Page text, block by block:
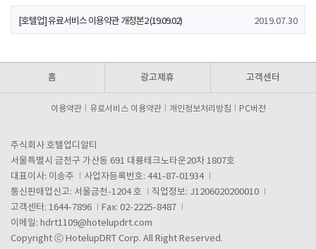
[호텔업] 유료서비스 이용약관 개정본2 (19.09.02) 2019.07.30
홈 광고제휴 고객센터
이용약관 유료서비스 이용약관 개인정보처리방침 PC버전
주식회사 호텔업디알티
서울특별시 금천구 가산동 691 대륭테크노타운20차 1807호
대표이사: 이송주
사업자등록번호: 441-87-01934
통신판매업신고: 서울금천-1204 호
직업정보: J1206020200010
고객센터: 1644-7896
Fax: 02-2225-8487
이메일: hdrt1109@hotelupdrt.com
Copyright ⓒ HotelupDRT Corp. All Right Reserved.